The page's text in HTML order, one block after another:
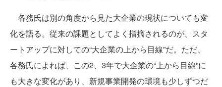
各務氏は別の角度から見た大企業の現状についても変
化を語る。従来の課題としてよく指摘されるのが、スタ
ートアップに対しての“大企業の上から目線”だ。ただ、
各務氏によれば、この2、3年で大企業の“上から目線”に
も大きな変化があり、新規事業開発の環境も少しずつだ